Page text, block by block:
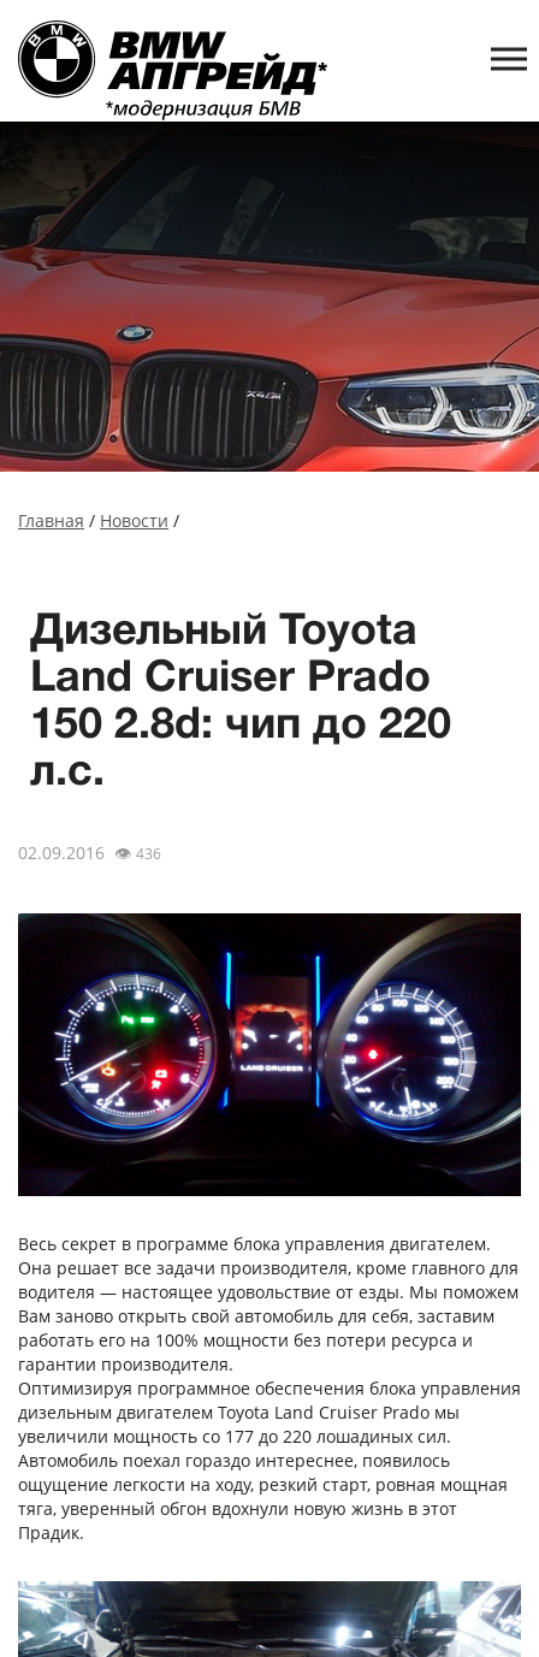
Главная / Новости /
Дизельный Toyota
Land Cruiser Prado
150 2.8d: чип до 220
л.с.
02.09.2016 👁 436
Весь секрет в программе блока управления двигателем.
Она решает все задачи производителя, кроме главного для
водителя — настоящее удовольствие от езды. Мы поможем
Вам заново открыть свой автомобиль для себя, заставим
работать его на 100% мощности без потери ресурса и
гарантии производителя.
Оптимизируя программное обеспечения блока управления
дизельным двигателем Toyota Land Cruiser Prado мы
увеличили мощность со 177 до 220 лошадиных сил.
Автомобиль поехал гораздо интереснее, появилось
ощущение легкости на ходу, резкий старт, ровная мощная
тяга, уверенный обгон вдохнули новую жизнь в этот
Прадик.